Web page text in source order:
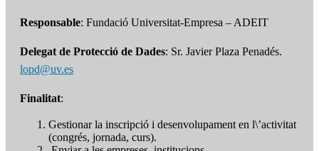
Responsable: Fundació Universitat-Empresa – ADEIT
Delegat de Protecció de Dades: Sr. Javier Plaza Penadés.
lopd@uv.es
Finalitat:
Gestionar la inscripció i desenvolupament en l\’activitat
(congrés, jornada, curs).